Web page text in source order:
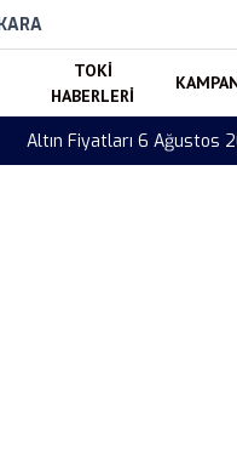
TOKI
HABERLERI
Çeyrek ve Cumhuriyet